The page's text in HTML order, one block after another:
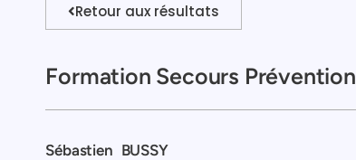
Retour aux résultats
Formation Secours Prévention
Sébastien BUSSY